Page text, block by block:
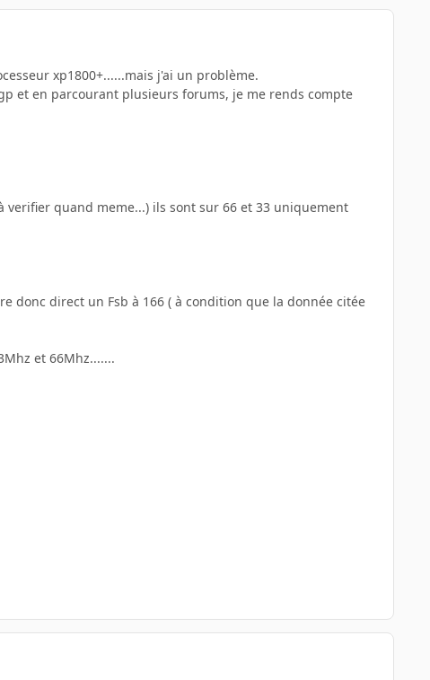
xp1800+......mais j'ai un problème.
et en parcourant plusieurs forums, je me rends compte
verifier quand meme...) ils sont sur 66 et 33 uniquement
donc direct un Fsb à 166 ( à condition que la donnée citée
et 66Mhz.......